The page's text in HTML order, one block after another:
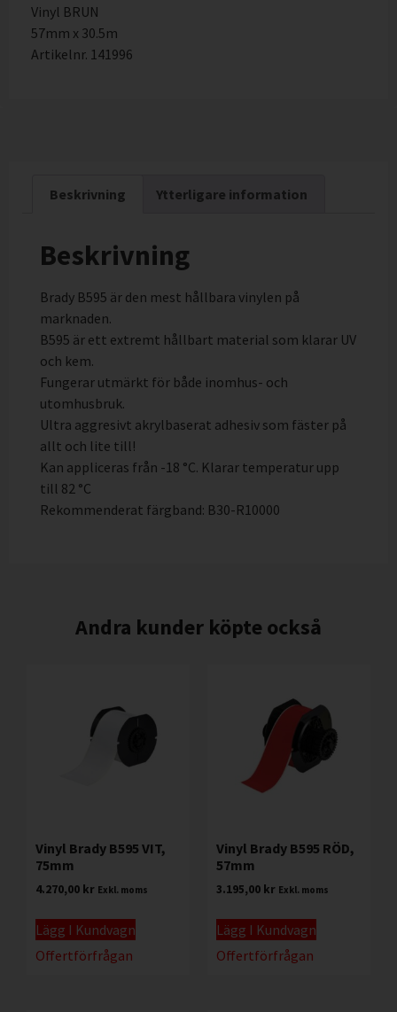
Vinyl BRUN
57mm x 30.5m
Artikelnr. 141996
Beskrivning Ytterligare information
Beskrivning
Brady B595 är den mest hållbara vinylen på
marknaden.
B595 är ett extremt hållbart material som klarar UV
och kem.
Fungerar utmärkt för både inomhus- och
utomhusbruk.
Ultra aggresivt akrylbaserat adhesiv som fäster på
allt och lite till!
Kan appliceras från -18 °C. Klarar temperatur upp
till 82 °C
Rekommenderat färgband: B30-R10000
Andra kunder köpte också
Vinyl Brady B595 VIT,
75mm
4.270,00 kr Exkl. moms
Lägg I Kundvagn
Offertförfrågan
Vinyl Brady B595 RÖD,
57mm
3.195,00 kr Exkl. moms
Lägg I Kundvagn
Offertförfrågan